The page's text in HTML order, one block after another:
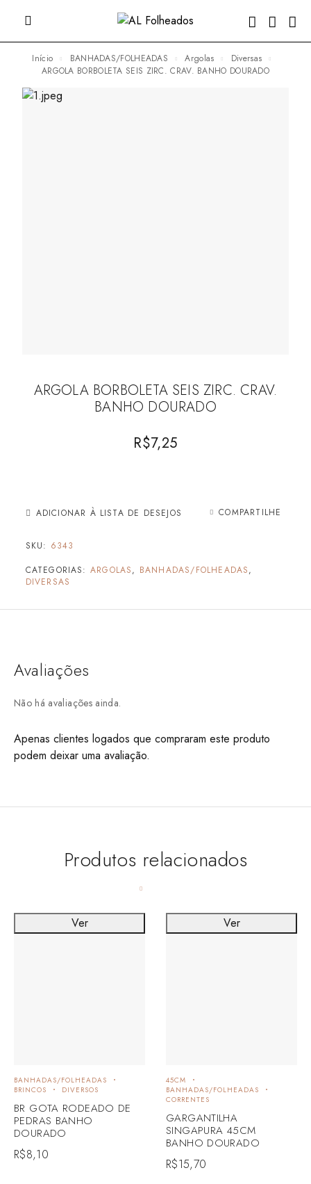
Início BANHADAS/FOLHEADAS Argolas
Diversas
ARGOLA BORBOLETA SEIS ZIRC. CRAV. BANHO DOURADO
ARGOLA BORBOLETA SEIS ZIRC. CRAV.
BANHO DOURADO
R$7,25
ADICIONAR À LISTA DE DESEJOS COMPARTILHE
SKU: 6343
CATEGORIAS: ARGOLAS, BANHADAS/FOLHEADAS,
DIVERSAS
Avaliações
Não há avaliações ainda.
Apenas clientes logados que compraram este produto
podem deixar uma avaliação.
Produtos relacionados
BANHADAS/FOLHEADAS
BRINCOS
DIVERSOS
BR GOTA RODEADO DE
PEDRAS BANHO
DOURADO
R$8,10
Ver
45CM
BANHADAS/FOLHEADAS
CORRENTES
GARGANTILHA
SINGAPURA 45CM
BANHO DOURADO
R$15,70
Ver